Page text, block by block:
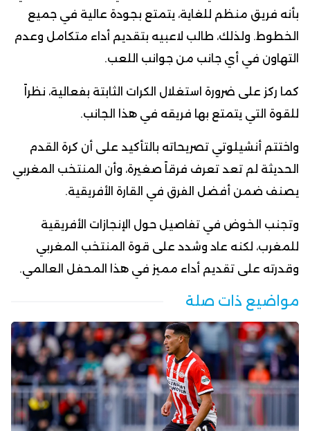
بأنه فريق منظم للغاية، يتمتع بجودة عالية في جميع
الخطوط. ولذلك، طالب لاعبيه بتقديم أداء متكامل وعدم
التهاون في أي جانب من جوانب اللعب.
كما ركز على ضرورة استغلال الكرات الثابتة بفعالية، نظراً
للقوة التي يتمتع بها فريقه في هذا الجانب.
واختتم أنشيلوتي تصريحاته بالتأكيد على أن كرة القدم
الحديثة لم تعد تعرف فرقاً صغيرة، وأن المنتخب المغربي
يصنف ضمن أفضل الفرق في القارة الأفريقية.
وتجنب الخوض في تفاصيل حول الإنجازات الأفريقية
للمغرب، لكنه عاد وشدد على قوة المنتخب المغربي
وقدرته على تقديم أداء مميز في هذا المحفل العالمي.
مواضيع ذات صلة